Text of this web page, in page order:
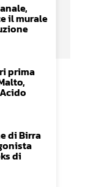
il murale
prima
di Birra
di